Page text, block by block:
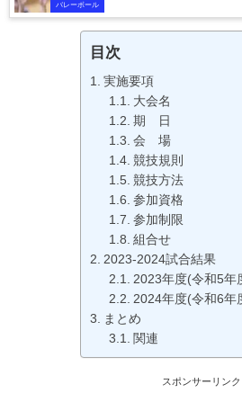
バレーボール
目次
実施要項
大会名
期 日
会 場
競技規則
競技方法
参加資格
参加制限
組合せ
2023-2024試合結果
2023年度(令和5年
2024年度(令和6年
まとめ
関連
スポンサーリンク